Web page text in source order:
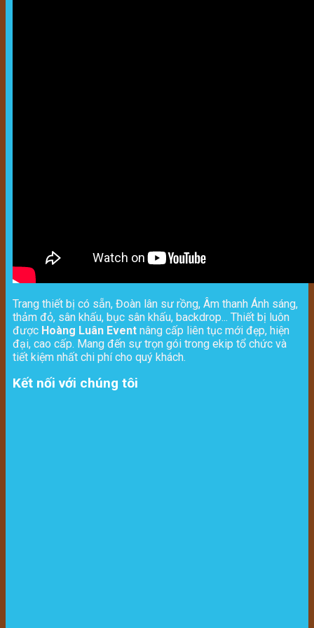
Trang thiết bị có sẵn, Đoàn lân sư rồng, Âm thanh Ánh sáng,
thảm đỏ, sân khấu, bục sân khấu, backdrop... Thiết bị luôn
được Hoàng Luân Eventnâng cấp liên tục mới đẹp, hiện
đại, cao cấp. Mang đến sự trọn gói trong ekip tổ chức và
tiết kiệm nhất chi phí cho quý khách.
Kết nối với chúng tôi